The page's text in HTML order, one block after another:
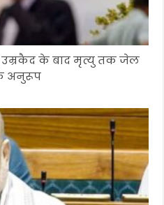
उम्रकैद के बाद मृत्यु तक जेल
अनुरूप